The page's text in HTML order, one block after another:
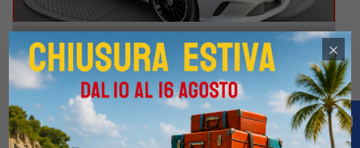
22
MERCEDES A 180 d 1.5 Sport Aut. NEOPATENTATI (PELLE+NAVI)
€12.800€31.900
2 / 2017 205.000 Km Automatico
Diesel
×